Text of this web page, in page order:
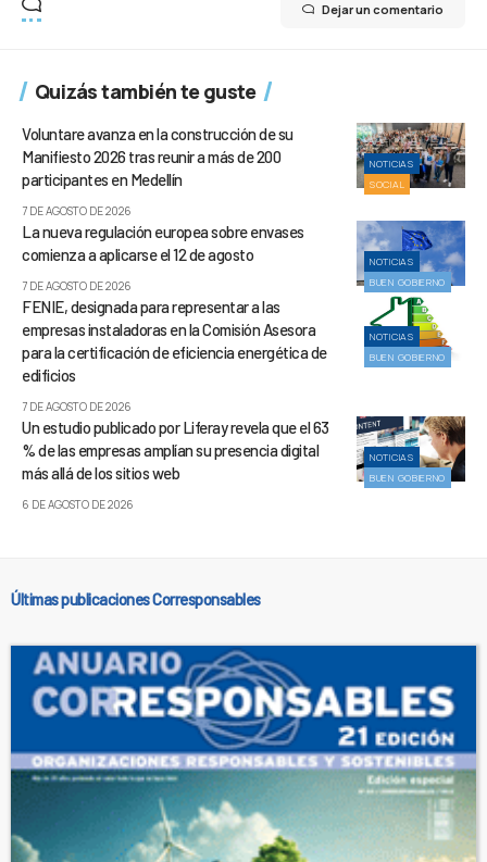
Dejar un comentario
Quizás también te guste
NOTICIAS
SOCIAL
Voluntare avanza en la construcción de su
Manifiesto 2026 tras reunir a más de 200
participantes en Medellín
7 DE AGOSTO DE 2026
NOTICIAS
BUEN GOBIERNO
La nueva regulación europea sobre envases
comienza a aplicarse el 12 de agosto
7 DE AGOSTO DE 2026
NOTICIAS
BUEN GOBIERNO
FENIE, designada para representar a las
empresas instaladoras en la Comisión Asesora
para la certificación de eficiencia energética de
edificios
7 DE AGOSTO DE 2026
NOTICIAS
BUEN GOBIERNO
Un estudio publicado por Liferay revela que el 63
% de las empresas amplían su presencia digital
más allá de los sitios web
6 DE AGOSTO DE 2026
Últimas publicaciones Corresponsables